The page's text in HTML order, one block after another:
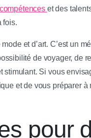
et des
fois.
et d’art. C’est un
de voyager, de
stimulant. Si vous
et de vous préparer à
pour